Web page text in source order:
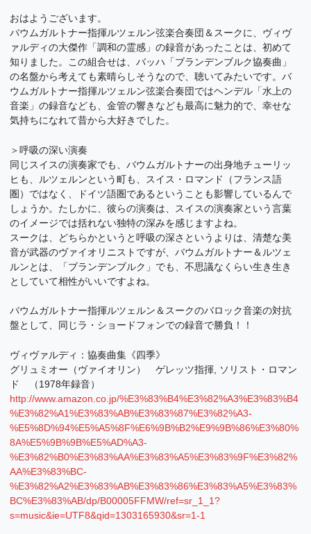
おはようございます。
バウムガルトナー指揮ルツェルン弦楽合奏団＆スークに、ヴィヴ
ァルディの大傑作「調和の霊感」の録音があったことは、初めて
知りました。この組合せは、バッハ「ブランデンブルク協奏曲」
の名盤から考えても素晴らしそうなので、聴いてみたいです。バ
ウムガルトナー指揮ルツェルン弦楽合奏団ではヘンデル「水上の
音楽」の録音なども、金管の響きなども最高に魅力的で、幸せな
気持ちになれて昔から大好きでした。
＞呼吸の深い演奏
同じスイスの演奏家でも、バウムガルトナーの出身地チューリッ
ヒも、ルツェルンという町も、スイス・ロマンド（フランス語
圏）ではなく、ドイツ語圏であるということも影響しているんで
しょうか。たしかに、彼らの演奏は、スイスの演奏家という言葉
のイメージでは括れない独特の深みを感じますよね。
スークは、どちらかというと呼吸の深さというよりは、清楚な美
音が武器のヴァイオリニストですが、バウムガルトナー＆ルツェ
ルンとは、「ブランデンブルク」でも、不思議なくらい生き生き
としていて相性がいいですよね。
バウムガルトナー指揮ルツェルン＆スークのバロック音楽の対抗
盤として、同じラ・ショードフォンでの録音で勝負！！
ヴィヴァルディ：協奏曲集《四季》
グリュミオー（ヴァイオリン） ゲレッツ指揮, ソリスト・ロマン
ド （1978年録音）
http://www.amazon.co.jp/%E3%83%B4%E3%82%A3%E3%83%B4
%E3%82%A1%E3%83%AB%E3%83%87%E3%82%A3-
%E5%8D%94%E5%A5%8F%E6%9B%B2%E9%9B%86%E3%80%
8A%E5%9B%9B%E5%AD%A3-
%E3%82%B0%E3%83%AA%E3%83%A5%E3%83%9F%E3%82%
AA%E3%83%BC-
%E3%82%A2%E3%83%AB%E3%83%86%E3%83%A5%E3%83%
BC%E3%83%AB/dp/B00005FFMW/ref=sr_1_1?
s=music&ie=UTF8&qid=1303165930&sr=1-1